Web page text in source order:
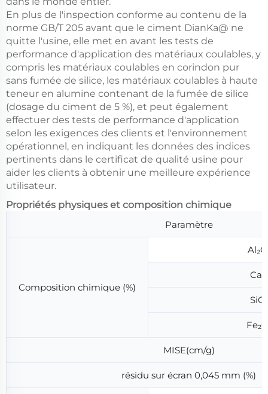
En plus de l'inspection conforme au contenu de la
norme GB/T 205 avant que le ciment DianKa@ ne
quitte l'usine, elle met en avant les tests de
performance d'application des matériaux coulables, y
compris les matériaux coulables en corindon pur
sans fumée de silice, les matériaux coulables à haute
teneur en alumine contenant de la fumée de silice
(dosage du ciment de 5 %), et peut également
effectuer des tests de performance d'application
selon les exigences des clients et l'environnement
opérationnel, en indiquant les données des indices
pertinents dans le certificat de qualité usine pour
aider les clients à obtenir une meilleure expérience
utilisateur.
Propriétés physiques et composition chimique
Paramètre
Composition chimique (%)
MISE(cm/g)
résidu sur écran 0,045 mm (%)